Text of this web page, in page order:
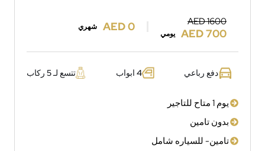
AED 1600
AED 700 يومي
AED 0 شهري
دفع رباعي 4 ابواب تتسع لـ 5 ركاب
يوم 1 متاح للتاجير
بدون تامين
تامين- للسياره شامل